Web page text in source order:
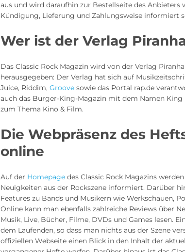
aus und wird daraufhin zur Bestellseite des
Kündigung, Lieferung und Zahlungsweise informiert
Wer ist der Verlag
Das Classic Rock Magazin wird von der Verlag
herausgegeben: Der Verlag hat sich auf
Juice, Riddim,Groove sowie das Portal rap.de
auch das Burger-King-Magazin mit dem Namen
zum Thema Kino & Film.
Die Webpräsenz des
online
Auf der Homepage des Classic Rock Magazins
Neuigkeiten aus der Rockszene informiert. Darüber
Features zu Bands und Musikern wie Werkschauen,
Online kann man ebenfalls zahlreiche Reviews über
Musik, Live, Bücher, Filme, DVDs und Games lesen.
dem Laufenden, so dass man nichts aus der Szene
offiziellen Webseite einen Blick in den Inhalt der